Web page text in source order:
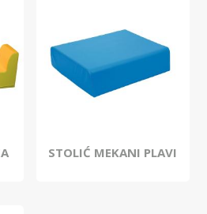
STOLIĆ MEKANI PLAVI